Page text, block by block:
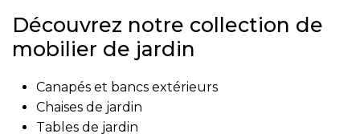
Découvrez notre collection de
mobilier de jardin
Canapés et bancs extérieurs
Chaises de jardin
Tables de jardin